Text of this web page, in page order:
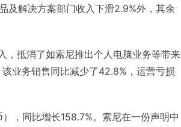
及解决方案部门收入下滑2.9%外，其余
，抵消了如索尼推出个人电脑业务等带来
业务销售同比减少了42.8%，运营亏损
，同比增长158.7%。索尼在一份声明中